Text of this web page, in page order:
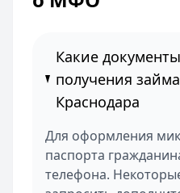
Какие
получения
Краснодара
Для оформления
паспорта
телефона.